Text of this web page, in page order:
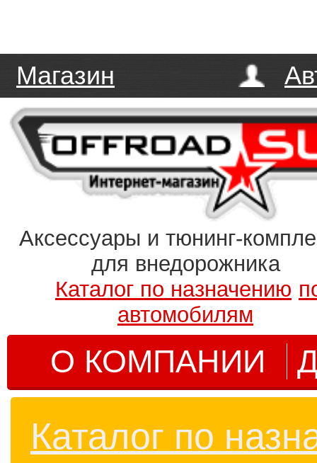
Магазин
Аксессуары и тюнинг-
для внедорожника
Каталог по назначению
автомобилям
О КОМПАНИИ
Каталог по